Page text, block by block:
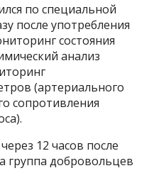
по специальной
после употребления
состояния
анализ
(артериального
сопротивления
12 часов после
группа добровольцев